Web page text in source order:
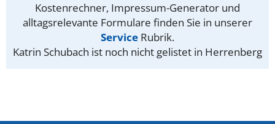
Kostenrechner, Impressum-Generator und
alltagsrelevante Formulare finden Sie in unserer
Service Rubrik.
Katrin Schubach ist noch nicht gelistet in Herrenberg